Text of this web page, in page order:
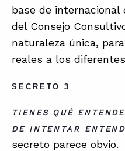
base de internacional
del Consejo
naturaleza única,
reales a los
SECRETO 3
TIENES QUÉ
DE INTENTAR
secreto parece